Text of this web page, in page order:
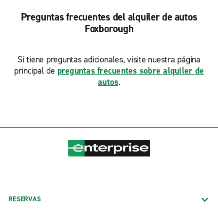
Preguntas frecuentes del alquiler de autos
Foxborough
Si tiene preguntas adicionales, visite nuestra página
principal de preguntas frecuentes sobre alquiler de
autos.
RESERVAS